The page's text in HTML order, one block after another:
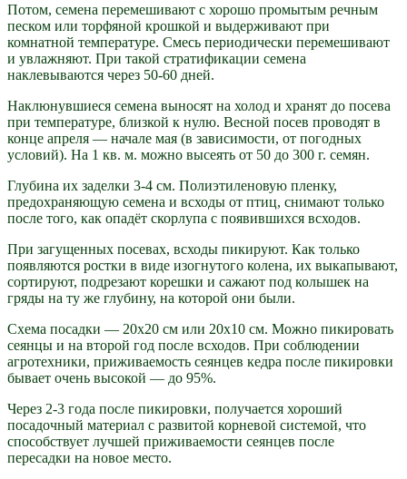
Потом, семена перемешивают с хорошо промытым речным
песком или торфяной крошкой и выдерживают при
комнатной температуре. Смесь периодически перемешивают
и увлажняют. При такой стратификации семена
наклевываются через 50-60 дней.
Наклюнувшиеся семена выносят на холод и хранят до посева
при температуре, близкой к нулю. Весной посев проводят в
конце апреля — начале мая (в зависимости, от погодных
условий). На 1 кв. м. можно высеять от 50 до 300 г. семян.
Глубина их заделки 3-4 см. Полиэтиленовую пленку,
предохраняющую семена и всходы от птиц, снимают только
после того, как опадёт скорлупа с появившихся всходов.
При загущенных посевах, всходы пикируют. Как только
появляются ростки в виде изогнутого колена, их выкапывают,
сортируют, подрезают корешки и сажают под колышек на
гряды на ту же глубину, на которой они были.
Схема посадки — 20х20 см или 20х10 см. Можно пикировать
сеянцы и на второй год после всходов. При соблюдении
агротехники, приживаемость сеянцев кедра после пикировки
бывает очень высокой — до 95%.
Через 2-3 года после пикировки, получается хороший
посадочный материал с развитой корневой системой, что
способствует лучшей приживаемости сеянцев после
пересадки на новое место.